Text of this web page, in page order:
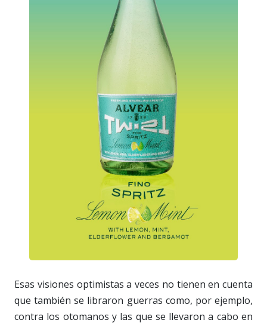
Esas visiones optimistas a veces no tienen en cuenta
que también se libraron guerras como, por ejemplo,
contra los otomanos y las que se llevaron a cabo en